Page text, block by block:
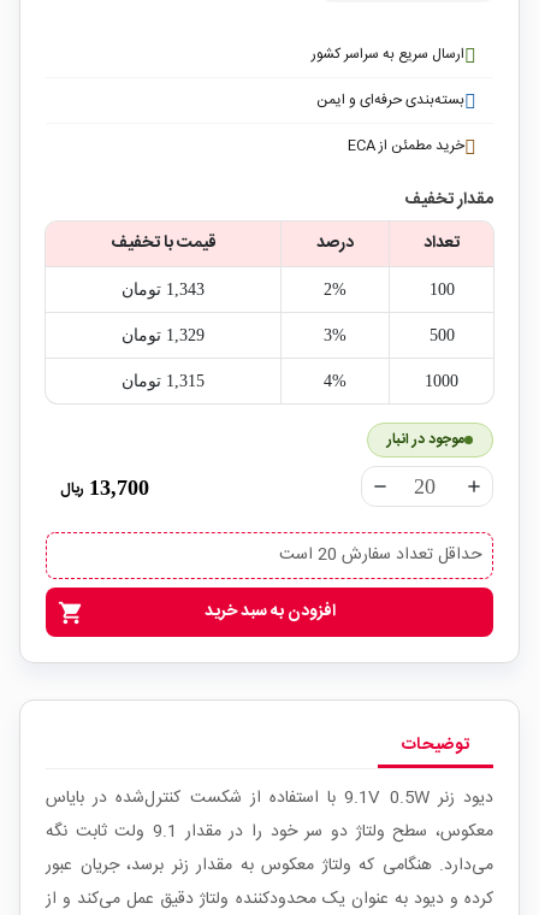
ارسال سریع به سراسر کشور
بسته‌بندی حرفه‌ای و ایمن
خرید مطمئن از ECA
مقدار تخفیف
تعداد
درصد قیمت با تخفیف
100
2% 1,343‎ تومان
500
3% 1,329‎ تومان
1000
4% 1,315‎ تومان
موجود در انبار
remove add
13,700 ریال
حداقل تعداد سفارش 20 است
shopping_cart افزودن به سبد خرید
توضیحات
دیود زنر 9.1V 0.5W با استفاده از شکست کنترل‌شده در بایاس
معکوس، سطح ولتاژ دو سر خود را در مقدار 9.1 ولت ثابت نگه
می‌دارد. هنگامی که ولتاژ معکوس به مقدار زنر برسد، جریان عبور
کرده و دیود به عنوان یک محدودکننده ولتاژ دقیق عمل می‌کند و از